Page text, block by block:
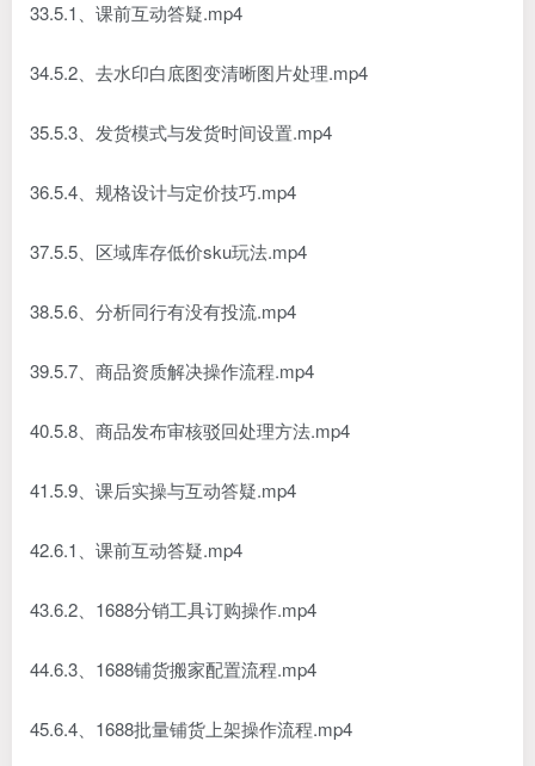
33.5.1、课前互动答疑.mp4
34.5.2、去水印白底图变清晰图片处理.mp4
35.5.3、发货模式与发货时间设置.mp4
36.5.4、规格设计与定价技巧.mp4
37.5.5、区域库存低价sku玩法.mp4
38.5.6、分析同行有没有投流.mp4
39.5.7、商品资质解决操作流程.mp4
40.5.8、商品发布审核驳回处理方法.mp4
41.5.9、课后实操与互动答疑.mp4
42.6.1、课前互动答疑.mp4
43.6.2、1688分销工具订购操作.mp4
44.6.3、1688铺货搬家配置流程.mp4
45.6.4、1688批量铺货上架操作流程.mp4